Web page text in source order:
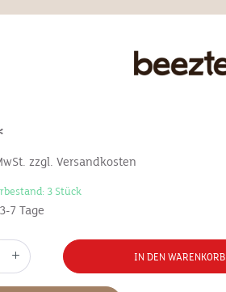
zzgl. Versandkosten
3 Stück
7 Tage
IN DEN WARENKORB